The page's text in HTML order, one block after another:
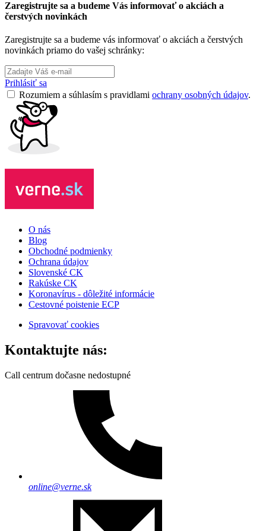
Zaregistrujte sa a budeme Vás informovať o akciách a
čerstvých novinkách
Zaregistrujte sa a budeme vás informovať o akciách a čerstvých
novinkách priamo do vašej schránky:
Prihlásiť sa
Rozumiem a súhlasím s pravidlami ochrany osobných údajov.
O nás
Blog
Obchodné podmienky
Ochrana údajov
Slovenské CK
Rakúske CK
Koronavírus - dôležité informácie
Cestovné poistenie ECP
Spravovať cookies
Kontaktujte nás:
Call centrum dočasne nedostupné
online@verne.sk